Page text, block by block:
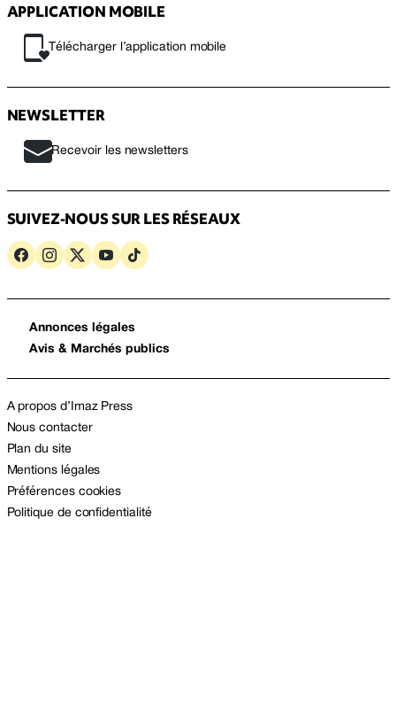
APPLICATION MOBILE
Télécharger l’application mobile
NEWSLETTER
Recevoir les newsletters
SUIVEZ-NOUS SUR LES RÉSEAUX
Annonces légales
Avis & Marchés publics
A propos d’Imaz Press
Nous contacter
Plan du site
Mentions légales
Préférences cookies
Politique de confidentialité